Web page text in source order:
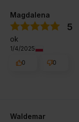
Magdalena
5
ok
1/4/2025
0
0
Waldemar